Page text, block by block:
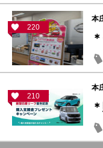
220
本
210
本